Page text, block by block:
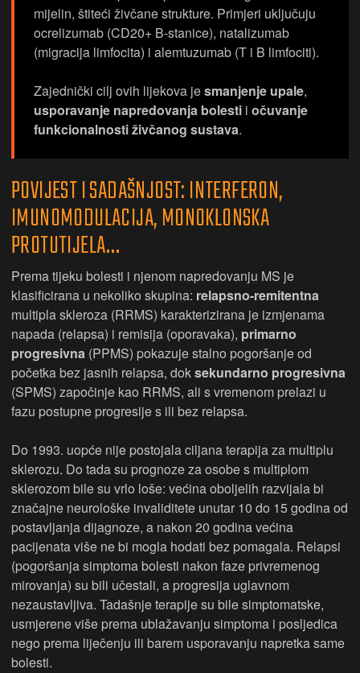
mijelin, štiteći živčane strukture. Primjeri uključuju
ocrelizumab (CD20+ B-stanice), natalizumab
(migracija limfocita) i alemtuzumab (T i B limfociti).
Zajednički cilj ovih lijekova jesmanjenje upale,
usporavanje napredovanja bolesti i očuvanje
funkcionalnosti živčanog sustava.
POVIJEST I SADAŠNJOST: INTERFERON,
IMUNOMODULACIJA, MONOKLONSKA
PROTUTIJELA…
Prema tijeku bolesti i njenom napredovanju MS je
klasificirana u nekoliko skupina: relapsno-remitentna
multipla skleroza (RRMS) karakterizirana je izmjenama
napada (relapsa) i remisija (oporavaka), primarno
progresivna (PPMS) pokazuje stalno pogoršanje od
početka bez jasnih relapsa, doksekundarno progresivna
(SPMS) započinje kao RRMS, ali s vremenom prelazi u
fazu postupne progresije s ili bez relapsa.
Do 1993. uopće nije postojala ciljana terapija za multiplu
sklerozu. Do tada su prognoze za osobe s multiplom
sklerozom bile su vrlo loše: većina oboljelih razvijala bi
značajne neurološke invaliditete unutar 10 do 15 godina od
postavljanja dijagnoze, a nakon 20 godina većina
pacijenata više ne bi mogla hodati bez pomagala. Relapsi
(pogoršanja simptoma bolesti nakon faze privremenog
mirovanja) su bili učestali, a progresija uglavnom
nezaustavljiva. Tadašnje terapije su bile simptomatske,
usmjerene više prema ublažavanju simptoma i posljedica
nego prema liječenju ili barem usporavanju napretka same
bolesti.